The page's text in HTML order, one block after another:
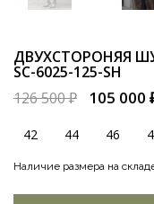
ДВУХСТОРОНЯЯ
SC-6025-125-SH
126 500 ₽
105 000
42 44 46
Наличие размера на